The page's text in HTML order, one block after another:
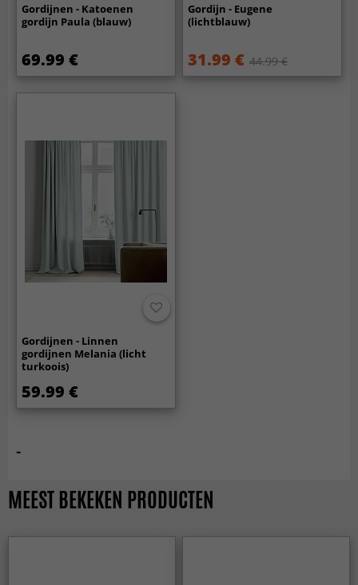
Gordijnen - Katoenen
gordijn Paula (blauw)
69.99 €
Gordijn - Eugene
(lichtblauw)
31.99 € 44.99 €
Gordijnen - Linnen
gordijnen Melania (licht
turkoois)
59.99 €
-
MEEST BEKEKEN PRODUCTEN